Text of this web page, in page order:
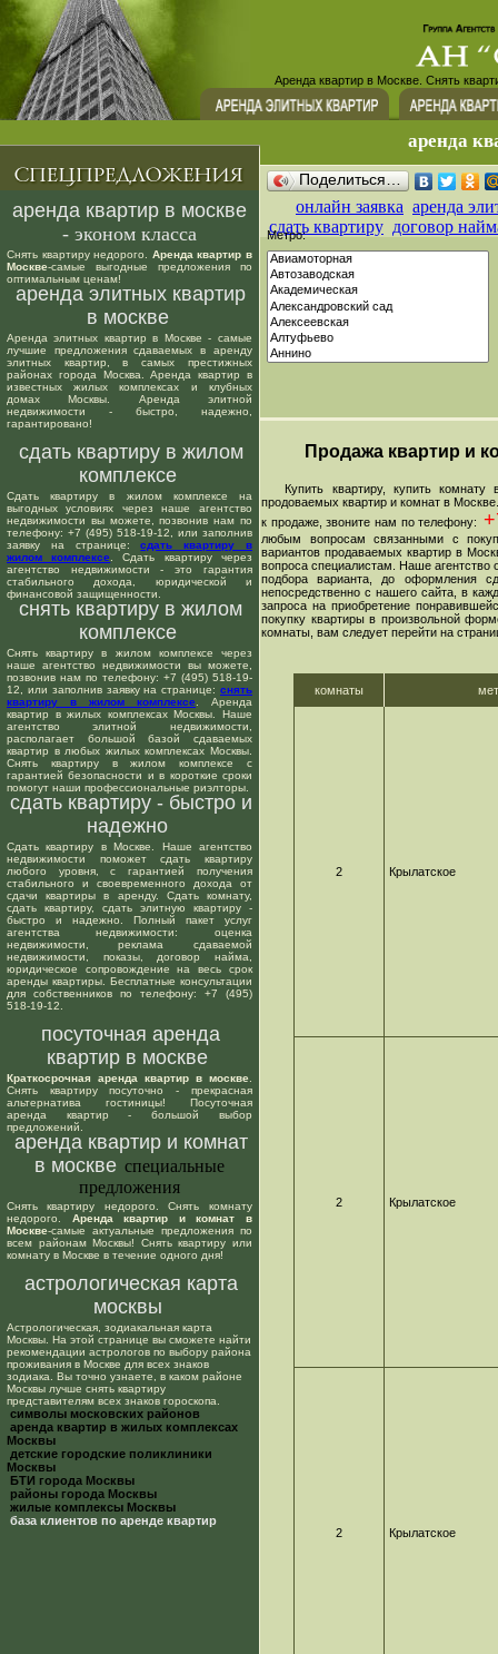
Аренда квартир в Москве. Снять
аренда
аренда квартир в москве
- эконом класса
Снять квартиру недорого. Аренда квартир в
Москве-самые выгодные предложения по
оптимальным ценам!
аренда элитных квартир
в москве
Аренда элитных квартир в Москве - самые
лучшие предложения сдаваемых в аренду
элитных квартир, в самых престижных
районах города Москва. Аренда квартир в
известных жилых комплексах и клубных
домах Москвы. Аренда элитной
недвижимости - быстро, надежно,
гарантировано!
сдать квартиру в жилом
комплексе
Сдать квартиру в жилом комплексе на
выгодных условиях через наше агентство
недвижимости вы можете, позвонив нам по
телефону: +7 (495) 518-19-12, или заполнив
заявку на странице:сдать квартиру в
жилом комплексе . Сдать квартиру через
агентство недвижимости - это гарантия
стабильного дохода, юридической и
финансовой защищенности.
снять квартиру в жилом
комплексе
Снять квартиру в жилом комплексе через
наше агентство недвижимости вы можете,
позвонив нам по телефону: +7 (495) 518-19-
12, или заполнив заявку на странице: снять
квартиру в жилом комплексе . Аренда
квартир в жилых комплексах Москвы. Наше
агентство элитной недвижимости,
располагает большой базой сдаваемых
квартир в любых жилых комплексах Москвы.
Снять квартиру в жилом комплексе с
гарантией безопасности и в короткие сроки
помогут наши профессиональные риэлторы.
сдать квартиру - быстро и
надежно
Сдать квартиру в Москве. Наше агентство
недвижимости поможет сдать квартиру
любого уровня, с гарантией получения
стабильного и своевременного дохода от
сдачи квартиры в аренду. Сдать комнату,
сдать квартиру, сдать элитную квартиру -
быстро и надежно. Полный пакет услуг
агентства недвижимости: оценка
недвижимости, реклама сдаваемой
недвижимости, показы, договор найма,
юридическое сопровождение на весь срок
аренды квартиры. Бесплатные консультации
для собственников по телефону: +7 (495)
518-19-12.
посуточная аренда
квартир в москве
Краткосрочная аренда квартир в москве
Снять квартиру посуточно - прекрасная
альтернатива гостиницы! Посуточная
аренда квартир - большой выбор
предложений.
аренда квартир и комнат
в москве специальные
предложения
Снять квартиру недорого. Снять комнату
недорого. Аренда квартир и комнат в
Москве-самые актуальные предложения по
всем районам Москвы! Снять квартиру или
комнату в Москве в течение одного дня!
астрологическая карта
москвы
Астрологическая, зодиакальная карта
Москвы. На этой странице вы сможете найти
рекомендации астрологов по выбору района
проживания в Москве для всех знаков
зодиака. Вы точно узнаете, в каком районе
Москвы лучше снять квартиру
представителям всех знаков гороскопа.
cимволы московских районов
аренда квартир в жилых комплексах
Москвы
детские городские поликлиники
Москвы
БТИ города Москвы
районы города Москвы
жилые комплексы Москвы
база клиентов по аренде квартир
Поделиться…
онлайн заявка аренда
сдать квартиру договор
Метро:
Продажа квартир и
Купить квартиру, купить комнату
продоваемых квартир и комнат в
к продаже, звоните нам по телефону:
любым вопросам связанными с
вариантов продаваемых квартир в
вопроса специалистам. Наше агентство
подбора варианта, до оформления
непосредственно с нашего сайта, в
запроса на приобретение
покупку квартиры в произвольной
комнаты, вам следует перейти на
комнаты
2 Крылатское
2 Крылатское
2 Крылатское